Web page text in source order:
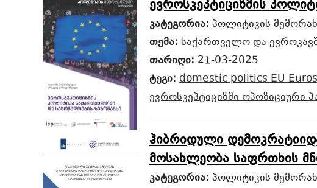
ევროსკეპტიციზმის
კატეგორია: პოლიტიკის
თემა: საქართველო და
თარიღი: 21-03-2025
ტეგი: domestic politicsEU
ევროსკეპტიციზმიოპოზიციური
ჰიბრიდული
მოსახლეობა საფრთხის
კატეგორია: პოლიტიკის